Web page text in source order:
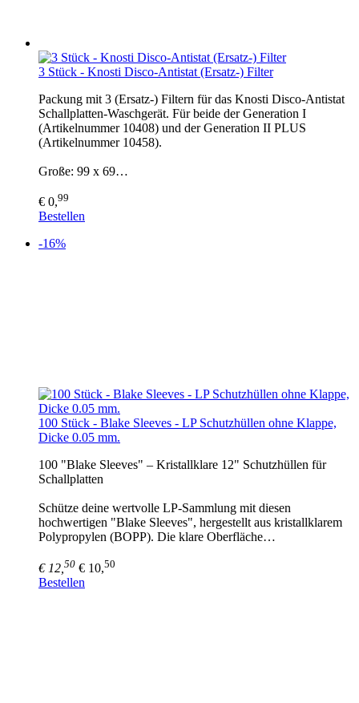
3 Stück - Knosti Disco-Antistat (Ersatz-) Filter
Packung mit 3 (Ersatz-) Filtern für das Knosti Disco-Antistat
Schallplatten-Waschgerät. Für beide der Generation I
(Artikelnummer 10408) und der Generation II PLUS
(Artikelnummer 10458).
Große: 99 x 69…
€ 0,99
Bestellen
-16%
100 Stück - Blake Sleeves - LP Schutzhüllen ohne Klappe,
Dicke 0.05 mm.
100 "Blake Sleeves" – Kristallklare 12" Schutzhüllen für
Schallplatten
Schütze deine wertvolle LP-Sammlung mit diesen
hochwertigen "Blake Sleeves", hergestellt aus kristallklarem
Polypropylen (BOPP). Die klare Oberfläche…
€ 12, 50 € 10,50
Bestellen